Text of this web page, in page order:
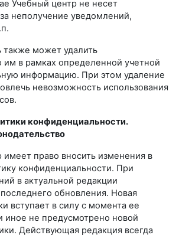
Учебный центр не несет
неполучение уведомлений,
также может удалить
им в рамках определенной учетной
информацию. При этом удаление
невозможность использования
конфиденциальности.
имеет право вносить изменения в
конфиденциальности. При
в актуальной редакции
обновления. Новая
вступает в силу с момента ее
иное не предусмотрено новой
Действующая редакция всегда